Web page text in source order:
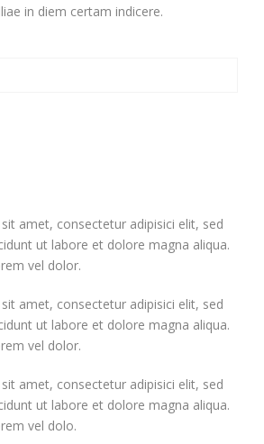
in diem certam indicere.
amet, consectetur adipisici elit, sed
ut labore et dolore magna aliqua.
vel dolor.
amet, consectetur adipisici elit, sed
ut labore et dolore magna aliqua.
vel dolor.
amet, consectetur adipisici elit, sed
ut labore et dolore magna aliqua.
vel dolo.